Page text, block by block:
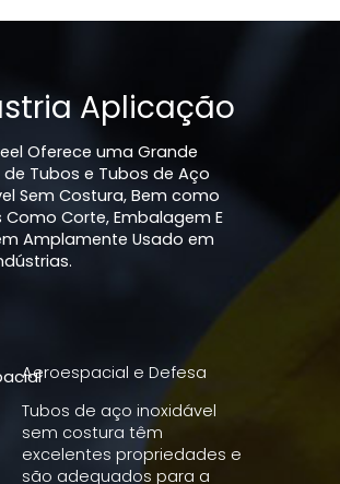
Aplicação
Oferece uma Grande
de Tubos e Tubos de Aço
Sem Costura, Bem como
Como Corte, Embalagem E
Amplamente Usado em
Aeroespacial e Defesa
Tubos de aço inoxidável
sem costura têm
excelentes propriedades e
são adequados para a